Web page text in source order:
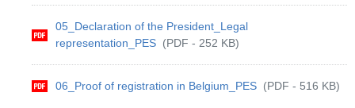
05_Declaration of the President_Legal
representation_PES (PDF - 252 KB)
06_Proof of registration in Belgium_PES (PDF - 516 KB)